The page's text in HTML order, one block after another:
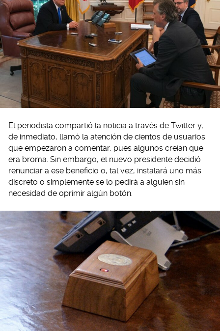
El periodista compartió la noticia a través de Twitter y,
de inmediato, llamó la atención de cientos de usuarios
que empezaron a comentar, pues algunos creían que
era broma. Sin embargo, el nuevo presidente decidió
renunciar a ese beneficio o, tal vez, instalará uno más
discreto o simplemente se lo pedirá a alguien sin
necesidad de oprimir algún botón.